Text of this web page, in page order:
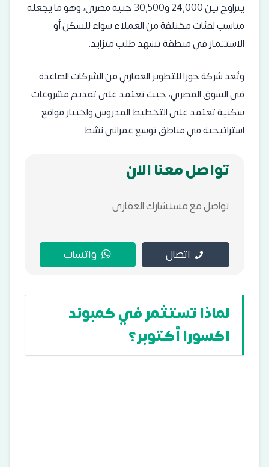
يتراوح بين 24,000 و30,500 جنيه مصري، وهو ما يجعله
مناسب لفئات مختلفة من العملاء سواء للسكن أو
الاستثمار في منطقة تشهد طلب متزايد.
وتُعد شركة جورا للتطوير العقاري من الشركات الصاعدة
في السوق المصري، حيث تعتمد على تقديم مشروعات
سكنية تعتمد على التخطيط المدروس واختيار مواقع
استراتيجية في مناطق توسع عمراني نشط.
تواصل معنا الان
تواصل مع مستشارك العقاري
اتصال واتساب
لماذا تستثمر في كمبوند
اكسورا أكتوبر؟